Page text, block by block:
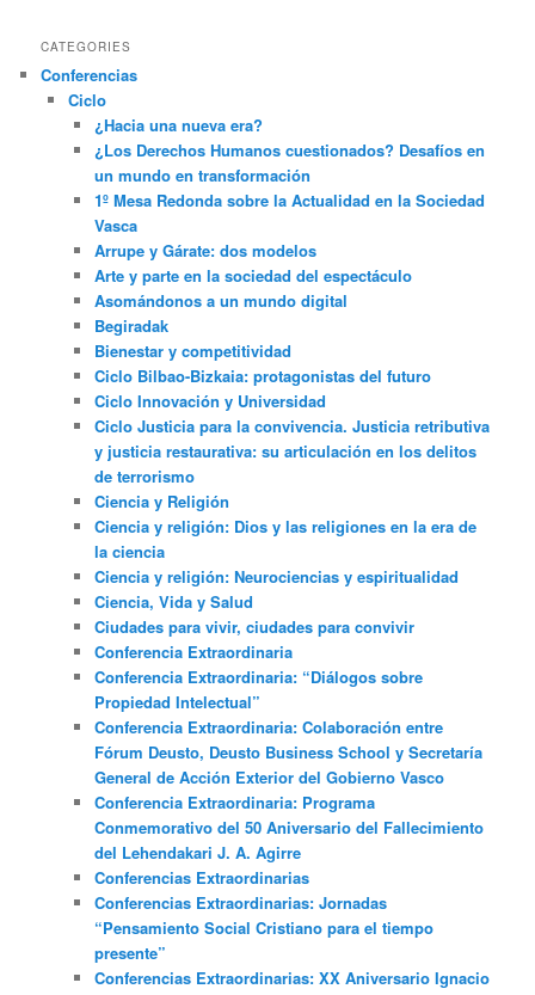
CATEGORIES
Conferencias
Ciclo
¿Hacia una nueva era?
¿Los Derechos Humanos cuestionados? Desafíos en
un mundo en transformación
1º Mesa Redonda sobre la Actualidad en la Sociedad
Vasca
Arrupe y Gárate: dos modelos
Arte y parte en la sociedad del espectáculo
Asomándonos a un mundo digital
Begiradak
Bienestar y competitividad
Ciclo Bilbao-Bizkaia: protagonistas del futuro
Ciclo Innovación y Universidad
Ciclo Justicia para la convivencia. Justicia retributiva
y justicia restaurativa: su articulación en los delitos
de terrorismo
Ciencia y Religión
Ciencia y religión: Dios y las religiones en la era de
la ciencia
Ciencia y religión: Neurociencias y espiritualidad
Ciencia, Vida y Salud
Ciudades para vivir, ciudades para convivir
Conferencia Extraordinaria
Conferencia Extraordinaria: “Diálogos sobre
Propiedad Intelectual”
Conferencia Extraordinaria: Colaboración entre
Fórum Deusto, Deusto Business School y Secretaría
General de Acción Exterior del Gobierno Vasco
Conferencia Extraordinaria: Programa
Conmemorativo del 50 Aniversario del Fallecimiento
del Lehendakari J. A. Agirre
Conferencias Extraordinarias
Conferencias Extraordinarias: Jornadas
“Pensamiento Social Cristiano para el tiempo
presente”
Conferencias Extraordinarias: XX Aniversario Ignacio